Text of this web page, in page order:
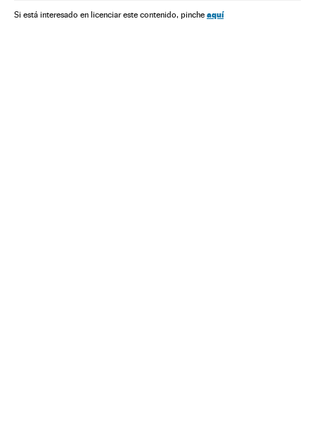
Jair Bolsonaro Medicina Saúde pública
Si está interesado en licenciar este contenido, pinche aquí